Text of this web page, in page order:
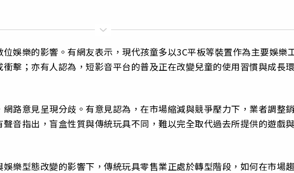
娛樂的影響。有網友表示，現代孩童多以3C平板等裝置作為主要娛樂
擊；亦有人認為，短影音平台的普及正在改變兒童的使用習慣與成長
路意見呈現分歧。有意見認為，在市場縮減與競爭壓力下，業者調整
音指出，盲盒性質與傳統玩具不同，難以完全取代過去所提供的遊戲
樂型態改變的影響下，傳統玩具零售業正處於轉型階段，如何在市場